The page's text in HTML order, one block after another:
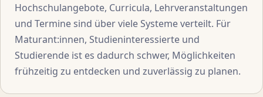
Hochschulangebote, Curricula, Lehrveranstaltungen
und Termine sind über viele Systeme verteilt. Für
Maturant:innen, Studieninteressierte und
Studierende ist es dadurch schwer, Möglichkeiten
frühzeitig zu entdecken und zuverlässig zu planen.